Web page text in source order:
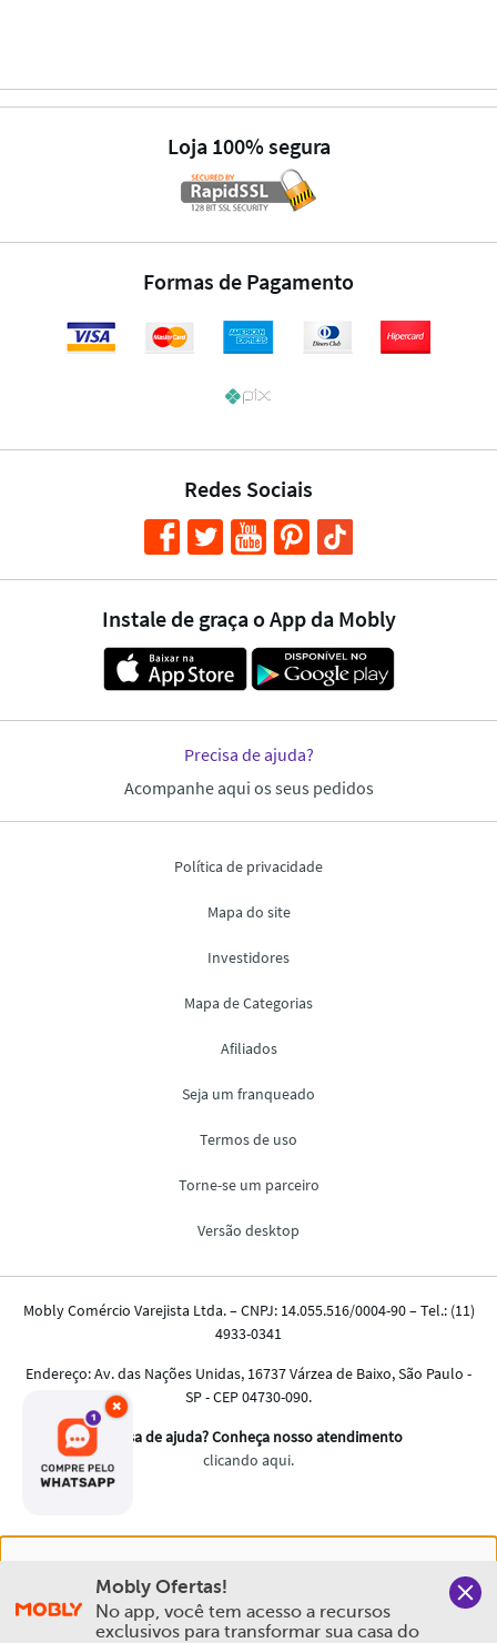
experiência na Mobly. Quando você navega no nosso site,
aceita esta condição
×
Mobly Ofertas!
No app, você tem acesso a recursos
exclusivos para transformar sua casa do